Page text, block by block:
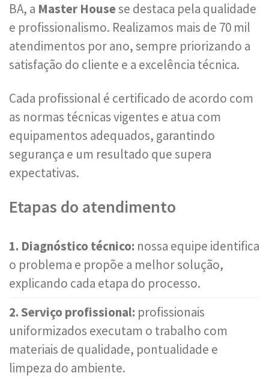
BA, a Master Housese destaca pela qualidade
e profissionalismo. Realizamos mais de 70 mil
atendimentos por ano, sempre priorizando a
satisfação do cliente e a excelência técnica.
Cada profissional é certificado de acordo com
as normas técnicas vigentes e atua com
equipamentos adequados, garantindo
segurança e um resultado que supera
expectativas.
Etapas do atendimento
1. Diagnóstico técnico: nossa equipe identifica
o problema e propõe a melhor solução,
explicando cada etapa do processo.
2. Serviço profissional: profissionais
uniformizados executam o trabalho com
materiais de qualidade, pontualidade e
limpeza do ambiente.